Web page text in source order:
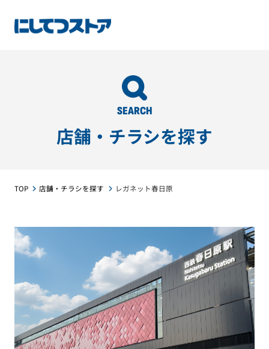
SEARCH
店舗・チラシを探す
TOP 店舗・チラシを探す レガネット春日原